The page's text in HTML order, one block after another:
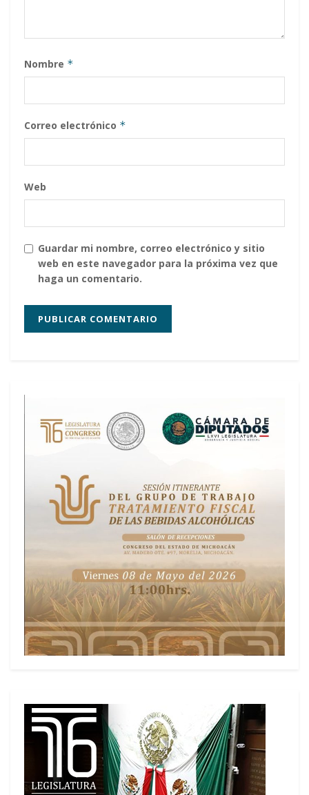
Nombre *
Correo electrónico *
Web
Guardar mi nombre, correo electrónico y sitio
web en este navegador para la próxima vez que
haga un comentario.